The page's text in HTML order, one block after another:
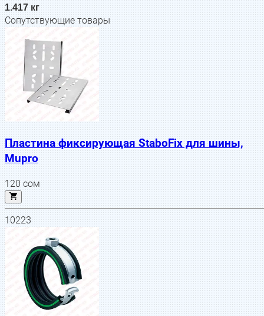
1.417 кг
Сопутствующие товары
Пластина фиксирующая StaboFix для шины,
Mupro
120сом
10223